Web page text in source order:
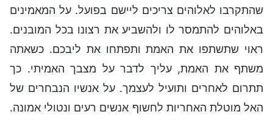
שהתקרבו לאלוהים צריכים ליישם בפועל. על המאמינים
באלוהים להתמסר לו ולהשביע את רצונו בכל המובנים.
ראוי שתשתפו את האמת ותפתחו את ליבכם. כשאתה
משתף את האמת, עליך לדבר על מצבך האמיתי. כך
תתרום לאחרים ותועיל לעצמך. על אנשיו הנבחרים של
האל מוטלת האחריות לחשוף אנשים רעים ונטולי אמונה.